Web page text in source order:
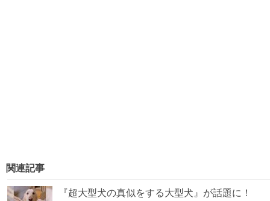
関連記事
『超大型犬の真似をする大型犬』が話題に！